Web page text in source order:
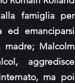
famiglia per
ed emanciparsi
madre; Malcolm
aggredisce
ma poi